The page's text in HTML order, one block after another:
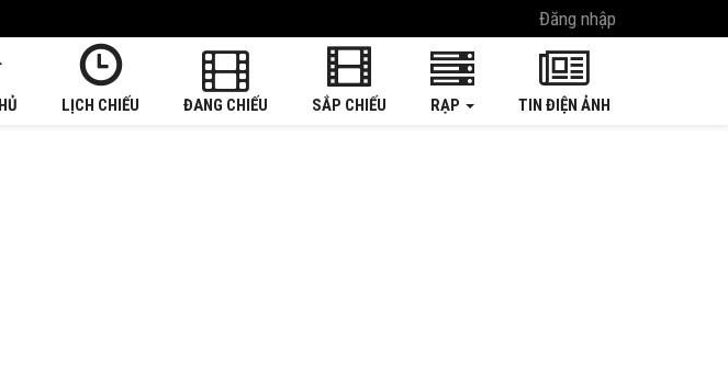
Đăng nhập
LỊCH CHIẾU ĐANG CHIẾU SẮP CHIẾU RẠP TIN ĐIỆN ẢNH